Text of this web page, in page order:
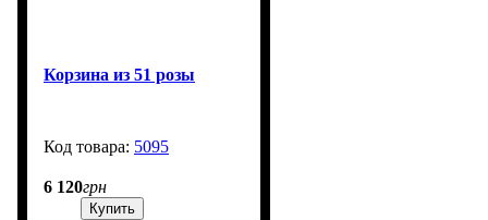
Корзина из 51 розы
5095
6 120грн
Купить